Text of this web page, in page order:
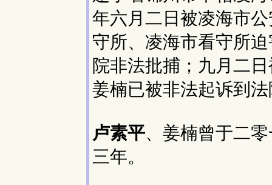
年六月二日被凌海市
守所、凌海市看守所
院非法批捕；九月二
姜楠已被非法起诉到
卢素平、姜楠曾于二
三年。